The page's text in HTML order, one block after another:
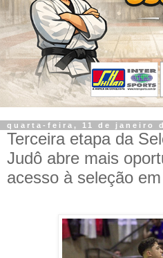
quarta-feira, 11 de janeiro
Terceira etapa da
Judô abre mais
acesso à seleção